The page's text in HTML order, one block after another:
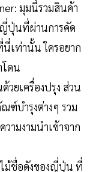
มุมนี้รวมสินค้า
ญี่ปุ่นที่ผ่านการคัด
เท่านั้น ใครอยาก
โดน
วยเครื่องปรุง ส่วน
บำรุงต่างๆ รวม
มงามนำเข้าจาก
ม้ชื่อดังของญี่ปุ่น ที่